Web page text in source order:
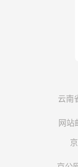
云南
网站